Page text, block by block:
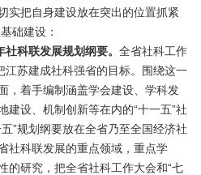
实把自身建设放在突出的位置抓紧
础建设：
科联发展规划纲要。 全省社科工作
苏建成社科强省的目标。围绕这一
，着手编制涵盖学会建设、学科发
建设、机制创新等在内的“十一五”社
”规划纲要放在全省乃至全国经济社
社科联发展的重点领域，重点学
的研究，把全省社科工作大会和“七